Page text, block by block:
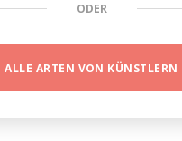
ODER
ALLE ARTEN VON KÜNSTLERN